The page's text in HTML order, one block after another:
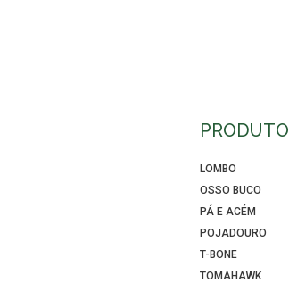
LOMBO
OSSO BUCO
PÁ E ACÉM
POJADOURO
T-BONE
TOMAHAWK